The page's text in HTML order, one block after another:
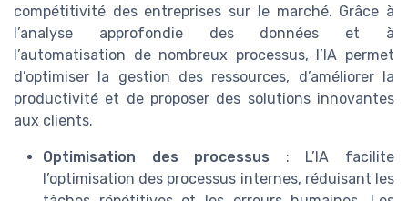
compétitivité des entreprises sur le marché. Grâce à
l’analyse approfondie des données et à
l’automatisation de nombreux processus, l’IA permet
d’optimiser la gestion des ressources, d’améliorer la
productivité et de proposer des solutions innovantes
aux clients.
Optimisation des processus : L’IA facilite
l’optimisation des processus internes, réduisant les